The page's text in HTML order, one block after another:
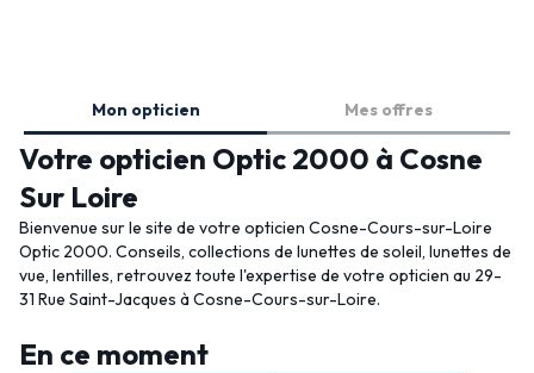
Mon opticien Mes offres
Votre opticien Optic 2000 à Cosne
Sur Loire
Bienvenue sur le site de votre opticien Cosne-Cours-sur-Loire
Optic 2000. Conseils, collections de lunettes de soleil, lunettes de
vue, lentilles, retrouvez toute l'expertise de votre opticien au 29-
31 Rue Saint-Jacques à Cosne-Cours-sur-Loire.
En ce moment